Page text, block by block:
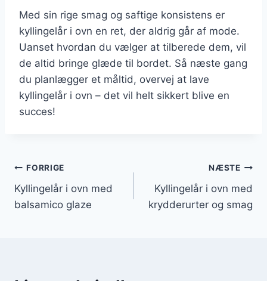
Med sin rige smag og saftige konsistens er
kyllingelår i ovn en ret, der aldrig går af mode.
Uanset hvordan du vælger at tilberede dem, vil
de altid bringe glæde til bordet. Så næste gang
du planlægger et måltid, overvej at lave
kyllingelår i ovn – det vil helt sikkert blive en
succes!
Indlægsnavigation
FORRIGE
Kyllingelår i ovn med
balsamico glaze
NÆSTE
Kyllingelår i ovn med
krydderurter og smag